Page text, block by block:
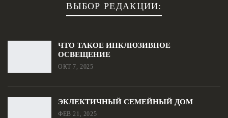
ВЫБОР РЕДАКЦИИ:
ЧТО ТАКОЕ ИНКЛЮЗИВНОЕ
ОСВЕЩЕНИЕ
ОКТ 7, 2025
ЭКЛЕКТИЧНЫЙ СЕМЕЙНЫЙ ДОМ
ФЕВ 21, 2025